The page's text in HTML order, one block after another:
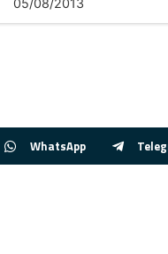
05/08/2013
WhatsApp